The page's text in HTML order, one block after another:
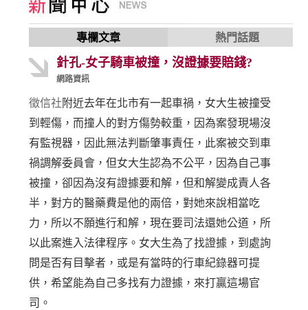
專欄文章 熱門話題
針孔-女子騎車被撞，沒證據要賠錢?
網路資訊
徵信社 附近去年在北市有一起車禍，女大生被撞受
到輕傷，而撞人的對方傷勢較重，因為案發現場沒
有監視器，因此無法判斷肇事責任，此案被交到車
禍調解委員會，但女大生認為不公平，因為自己事
被撞，卻因為沒有證據要和解，但和解變成責人各
半，對方的醫藥費是他的兩倍，對她來說相當吃
力，所以不願進行和解，現在要司法還她公道，所
以此案進入法律程序。女大生為了找證據，到處詢
問是否有目擊者，或是有當時的行車紀錄器可提
供，希望能為自己多找有力證據，來打贏這場官
司。